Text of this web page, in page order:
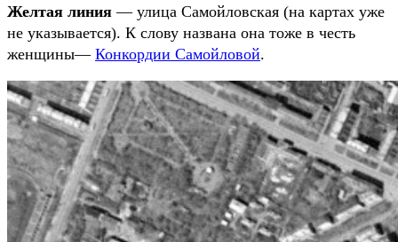
Желтая линия — улица Самойловская (на картах уже
не указывается). К слову названа она тоже в честь
женщины— Конкордии Самойловой.